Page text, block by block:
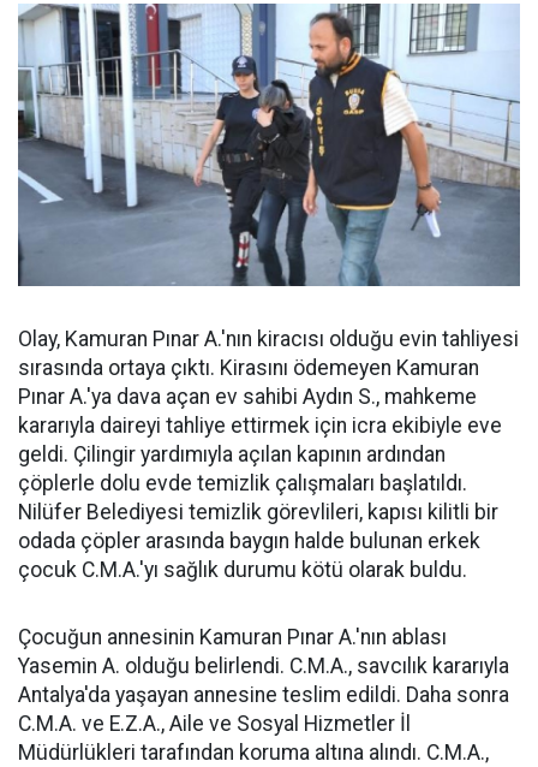
Olay, Kamuran Pınar A.'nın kiracısı olduğu evin tahliyesi
sırasında ortaya çıktı. Kirasını ödemeyen Kamuran
Pınar A.'ya dava açan ev sahibi Aydın S., mahkeme
kararıyla daireyi tahliye ettirmek için icra ekibiyle eve
geldi. Çilingir yardımıyla açılan kapının ardından
çöplerle dolu evde temizlik çalışmaları başlatıldı.
Nilüfer Belediyesi temizlik görevlileri, kapısı kilitli bir
odada çöpler arasında baygın halde bulunan erkek
çocuk C.M.A.'yı sağlık durumu kötü olarak buldu.
Çocuğun annesinin Kamuran Pınar A.'nın ablası
Yasemin A. olduğu belirlendi. C.M.A., savcılık kararıyla
Antalya'da yaşayan annesine teslim edildi. Daha sonra
C.M.A. ve E.Z.A., Aile ve Sosyal Hizmetler İl
Müdürlükleri tarafından koruma altına alındı. C.M.A.,